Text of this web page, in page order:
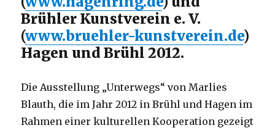
Brühler Kunstverein e. V.
(www.bruehler-kunstverein.de)
Hagen und Brühl 2012.
Die Ausstellung „Unterwegs“ von Marlies
Blauth, die im Jahr 2012 in Brühl und Hagen im
Rahmen einer kulturellen Kooperation gezeigt